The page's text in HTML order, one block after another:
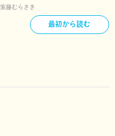
紫藤むらさき
最初から読む